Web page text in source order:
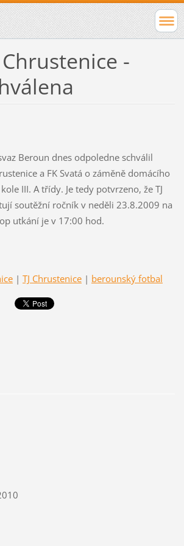
-
Beroun dnes odpoledne schválil
a FK Svatá o záměně domácího
III. A třídy. Je tedy potvrzeno, že TJ
soutěžní ročník v neděli 23.8.2009 na
utkání je v 17:00 hod.
| TJ Chrustenice | berounský fotbal